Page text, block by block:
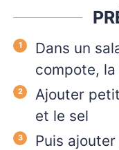
Dans un
compote,
Ajouter
et le sel
Puis